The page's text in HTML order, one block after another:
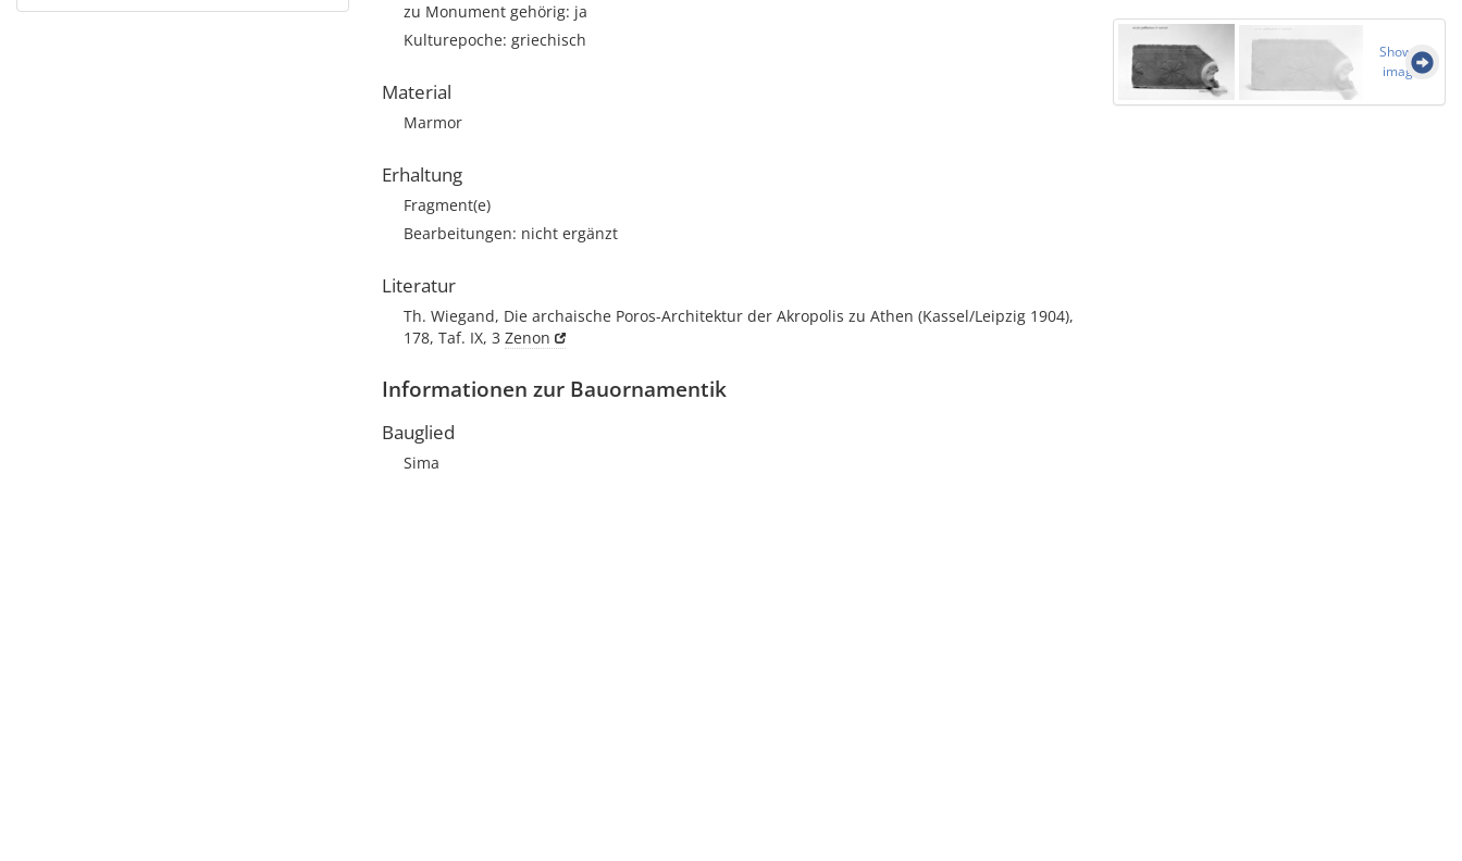
zu Monument gehörig: ja
Kulturepoche: griechisch
Material
Marmor
Erhaltung
Fragment(e)
Bearbeitungen: nicht ergänzt
Literatur
Th. Wiegand, Die archaische Poros-Architektur der Akropolis zu Athen (Kassel/Leipzig 1904),
178, Taf. IX, 3 Zenon
Informationen zur Bauornamentik
Bauglied
Sima
Show all
images